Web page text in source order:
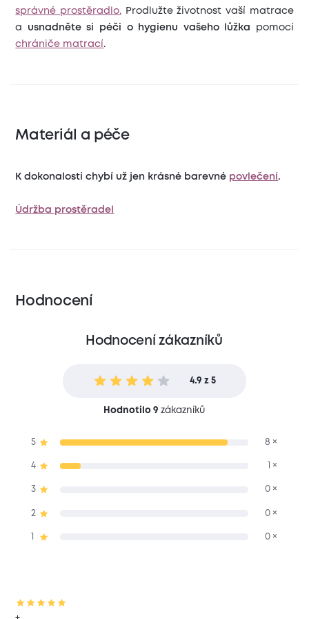
správné prostěradlo. Prodlužte životnost vaší matrace
a usnadněte si péči o hygienu vašeho lůžka pomocí
chrániče matrací.
Materiál a péče
K dokonalosti chybí už jen krásné barevné povlečení.
Údržba prostěradel
Hodnocení
Hodnocení zákazníků
4.9 z 5
Hodnotilo 9 zákazníků
5 8 ×
4 1 ×
3 0 ×
2 0 ×
0 ×